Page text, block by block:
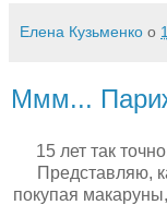
Елена Кузьменко о
Ммм...
15 лет так
Представляю,
покупая